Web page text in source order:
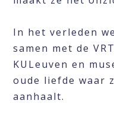
In het verleden
samen met de
KULeuven en
oude liefde waar
aanhaalt.